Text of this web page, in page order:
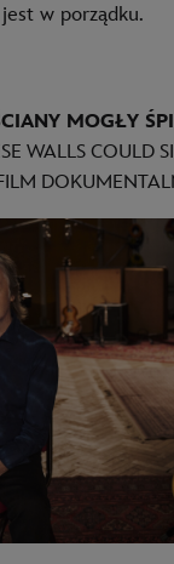
w porządku.
MOGŁY
WALLS COULD